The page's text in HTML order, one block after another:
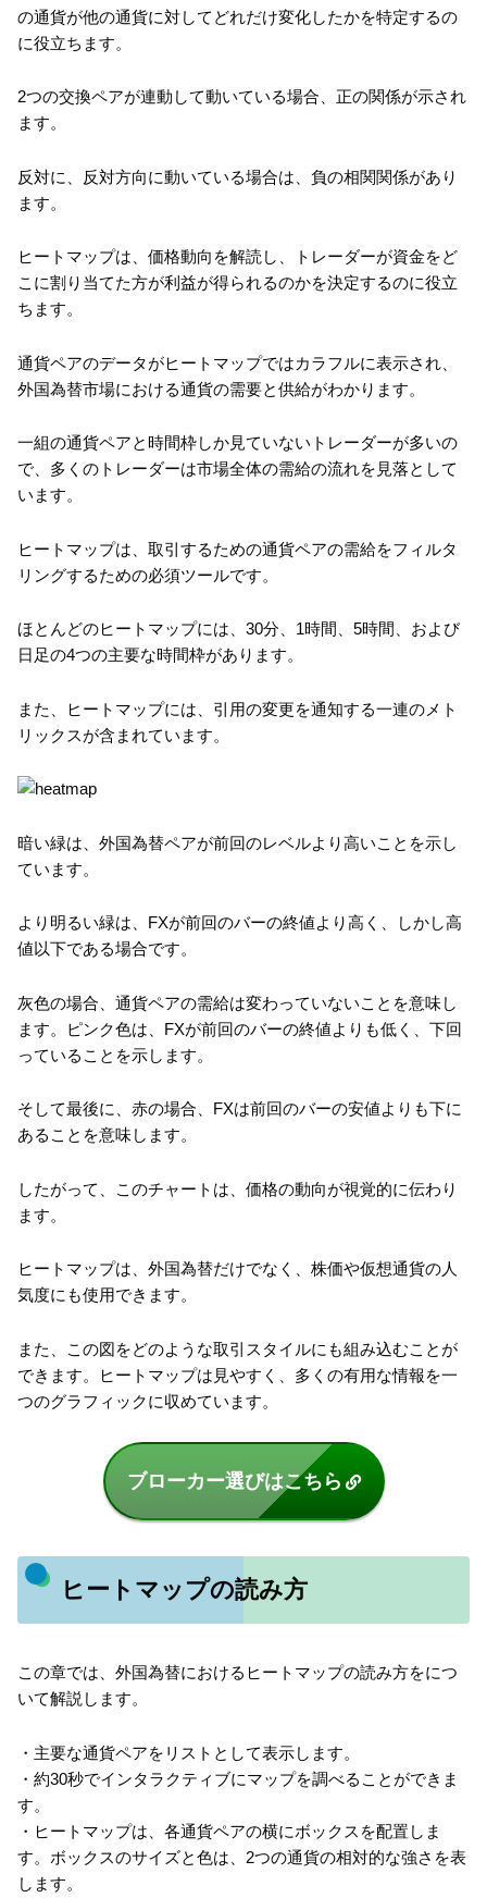
の通貨が他の通貨に対してどれだけ変化したかを特定するの
に役立ちます。
2つの交換ペアが連動して動いている場合、正の関係が示され
ます。
反対に、反対方向に動いている場合は、負の相関関係があり
ます。
ヒートマップは、価格動向を解読し、トレーダーが資金をど
こに割り当てた方が利益が得られるのかを決定するのに役立
ちます。
通貨ペアのデータがヒートマップではカラフルに表示され、
外国為替市場における通貨の需要と供給がわかります。
一組の通貨ペアと時間枠しか見ていないトレーダーが多いの
で、多くのトレーダーは市場全体の需給の流れを見落として
います。
ヒートマップは、取引するための通貨ペアの需給をフィルタ
リングするための必須ツールです。
ほとんどのヒートマップには、30分、1時間、5時間、および
日足の4つの主要な時間枠があります。
また、ヒートマップには、引用の変更を通知する一連のメト
リックスが含まれています。
暗い緑は、外国為替ペアが前回のレベルより高いことを示し
ています。
より明るい緑は、FXが前回のバーの終値より高く、しかし高
値以下である場合です。
灰色の場合、通貨ペアの需給は変わっていないことを意味し
ます。ピンク色は、FXが前回のバーの終値よりも低く、下回
っていることを示します。
そして最後に、赤の場合、FXは前回のバーの安値よりも下に
あることを意味します。
したがって、このチャートは、価格の動向が視覚的に伝わり
ます。
ヒートマップは、外国為替だけでなく、株価や仮想通貨の人
気度にも使用できます。
また、この図をどのような取引スタイルにも組み込むことが
できます。ヒートマップは見やすく、多くの有用な情報を一
つのグラフィックに収めています。
ブローカー選びはこちら
ヒートマップの読み方
この章では、外国為替におけるヒートマップの読み方をにつ
いて解説します。
・主要な通貨ペアをリストとして表示します。
・約30秒でインタラクティブにマップを調べることができま
す。
・ヒートマップは、各通貨ペアの横にボックスを配置しま
す。ボックスのサイズと色は、2つの通貨の相対的な強さを表
します。